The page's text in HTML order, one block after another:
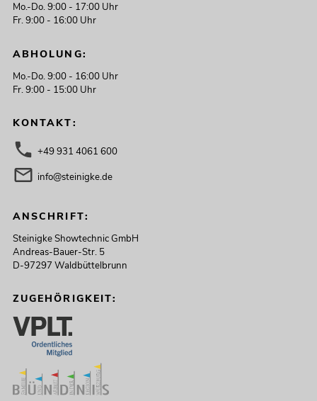
Mo.-Do. 9:00 - 17:00 Uhr
Fr. 9:00 - 16:00 Uhr
ABHOLUNG:
Mo.-Do. 9:00 - 16:00 Uhr
Fr. 9:00 - 15:00 Uhr
KONTAKT:
+49 931 4061 600
info@steinigke.de
ANSCHRIFT:
Steinigke Showtechnic GmbH
Andreas-Bauer-Str. 5
D-97297 Waldbüttelbrunn
ZUGEHÖRIGKEIT: